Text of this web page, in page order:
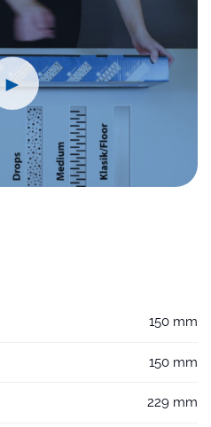
►
150 mm
150 mm
229 mm